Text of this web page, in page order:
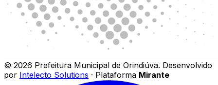
© 2026 Prefeitura Municipal de Orindiúva. Desenvolvido
por Intelecto Solutions · Plataforma Mirante